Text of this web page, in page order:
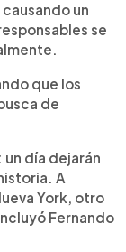
un
se
que los
de
un día dejarán
A
York, otro
Fernando